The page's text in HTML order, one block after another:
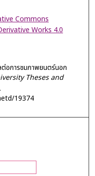
Commons
Works 4.0
อการชมภาพยนตร์นอก
Theses and
19374